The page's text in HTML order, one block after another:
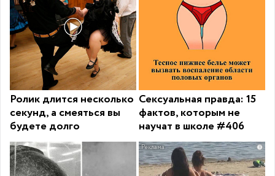
Ролик длится несколько
секунд, а смеяться вы
будете долго
Сексуальная правда: 15
фактов, которым не
научат в школе #406
i